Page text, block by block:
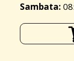
Sambata: